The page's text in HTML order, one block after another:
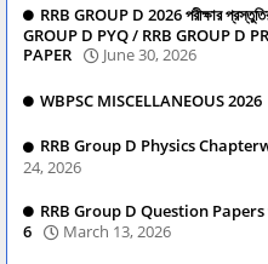
RRB GROUP D 2026 পরীক্ষার
GROUP D PYQ / RRB GROUP D
PAPER
June 30, 2026
WBPSC MISCELLANEOUS 2026
RRB Group D Physics
24, 2026
RRB Group D Question
6
March 13, 2026